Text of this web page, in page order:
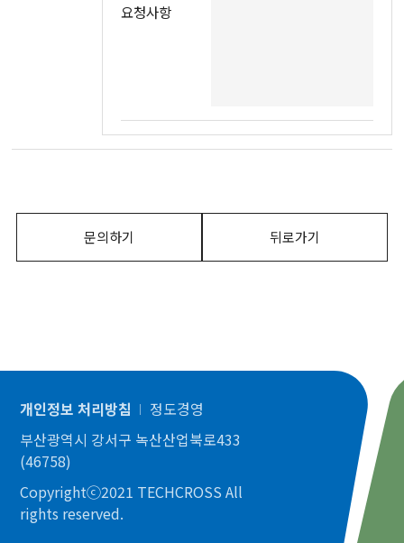
요청사항
문의하기 뒤로가기
개인정보 처리방침
정도경영
부산광역시 강서구 녹산산업북로433
(46758)
Copyrightⓒ2021 TECHCROSS All
rights reserved.